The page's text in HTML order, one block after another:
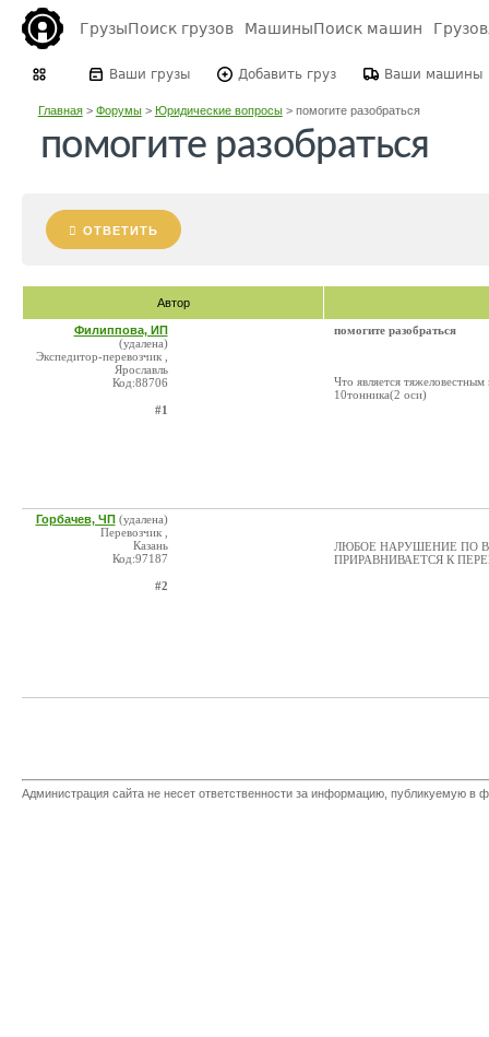
ГрузыПоиск грузов МашиныПоиск машин
Ваши грузы Добавить груз Ваши машины
Главная> Форумы> Юридические вопросы> помогите разобраться
помогите разобраться
ОТВЕТИТЬ
Автор
Филиппова, ИП
(удалена)
Экспедитор-перевозчик ,
Ярославль
Код:88706
#1
помогите разобраться
Что является
10тонника(2 оси)
Горбачев, ЧП (удалена)
Перевозчик ,
Казань
Код:97187
#2
ЛЮБОЕ НАРУШЕНИЕ ПО
ПРИРАВНИВАЕТСЯ К
Администрация сайта не несет ответственности за информацию, публикуемую